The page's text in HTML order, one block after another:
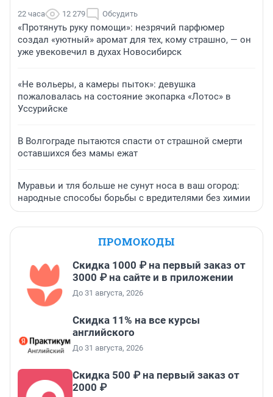
22 часа 12 279 Обсудить
«Протянуть руку помощи»: незрячий парфюмер
создал «уютный» аромат для тех, кому страшно, — он
уже увековечил в духах Новосибирск
«Не вольеры, а камеры пыток»: девушка
пожаловалась на состояние экопарка «Лотос» в
Уссурийске
В Волгограде пытаются спасти от страшной смерти
оставшихся без мамы ежат
Муравьи и тля больше не сунут носа в ваш огород:
народные способы борьбы с вредителями без химии
ПРОМОКОДЫ
Скидка 1000 ₽ на первый заказ от
3000 ₽ на сайте и в приложении
До 31 августа, 2026
Скидка 11% на все курсы
английского
До 31 августа, 2026
Скидка 500 ₽ на первый заказ от
2000 ₽